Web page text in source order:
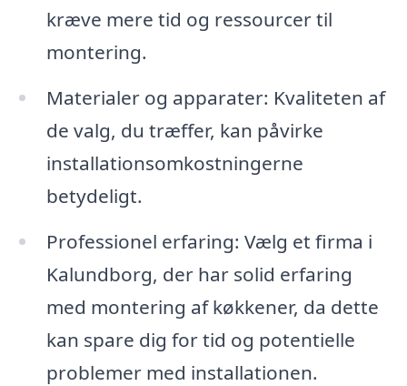
kræve mere tid og ressourcer til
montering.
Materialer og apparater: Kvaliteten af
de valg, du træffer, kan påvirke
installationsomkostningerne
betydeligt.
Professionel erfaring: Vælg et firma i
Kalundborg, der har solid erfaring
med montering af køkkener, da dette
kan spare dig for tid og potentielle
problemer med installationen.